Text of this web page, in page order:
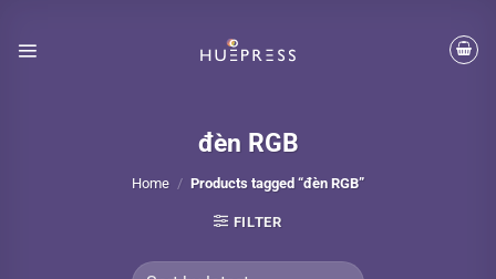
content
đèn RGB
Home / Products tagged “đèn RGB”
FILTER